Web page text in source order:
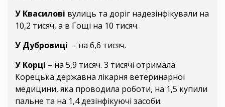
У Квасилові вулиць та доріг надезінфікували на
10,2 тисяч, а в Гощі на 10 тисяч.
У Дубровиці – на 6,6 тисяч.
У Корці – на 5,9 тисяч. 3 тисячі отримала
Корецька державна лікарня ветеринарної
медицини, яка проводила роботи, на 1,5 купили
пальне та на 1,4 дезінфікуючі засоби.